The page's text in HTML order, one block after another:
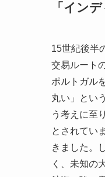
「イン
15世紀後半
交易ルート
ポルトガル
丸い」とい
う考えに至
とされてい
きました。
く、未知の